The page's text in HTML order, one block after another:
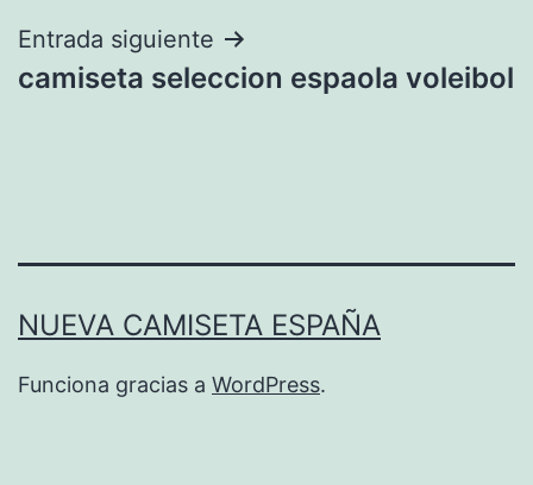
entradas
Entrada siguiente
camiseta seleccion espaola voleibol
NUEVA CAMISETA ESPAÑA
Funciona gracias a WordPress.